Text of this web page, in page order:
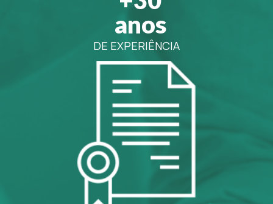
anos
DE EXPERIÊNCIA